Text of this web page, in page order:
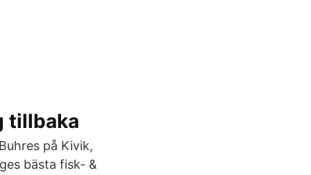
tillbaka
på Kivik,
bästa fisk- &